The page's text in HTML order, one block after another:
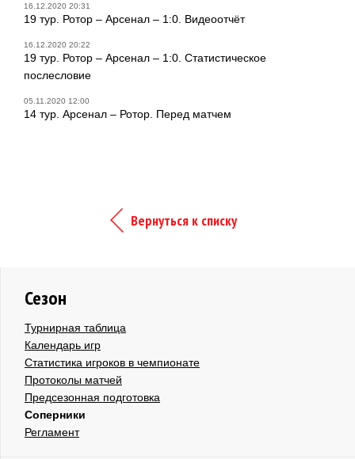
16.12.2020 20:31
19 тур. Ротор – Арсенал – 1:0. Видеоотчёт
16.12.2020 20:22
19 тур. Ротор – Арсенал – 1:0. Статистическое
послесловие
05.11.2020 12:00
14 тур. Арсенал – Ротор. Перед матчем
Вернуться к списку
Сезон
Турнирная таблица
Календарь игр
Статистика игроков в чемпионате
Протоколы матчей
Предсезонная подготовка
Соперники
Регламент